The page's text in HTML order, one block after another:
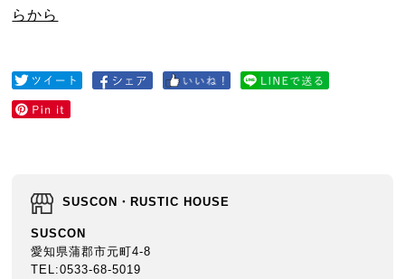
らから
SUSCON・RUSTIC HOUSE
SUSCON
愛知県蒲郡市元町4-8
TEL:0533-68-5019